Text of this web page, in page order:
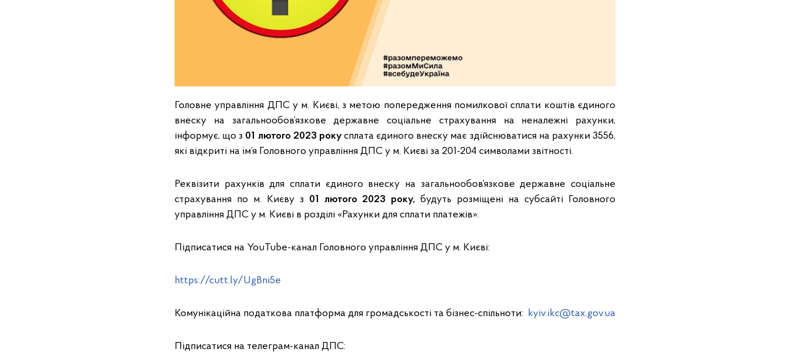
Головне управління ДПС у м. Києві, з метою попередження помилкової сплати коштів єдиного
внеску на загальнообов’язкове державне соціальне страхування на неналежні рахунки,
інформує, що з 01 лютого 2023 рокусплата єдиного внеску має здійснюватися на рахунки 3556,
які відкриті на ім’я Головного управління ДПС у м. Києві за 201-204 символами звітності.
Реквізити рахунків для сплати єдиного внеску на загальнообов’язкове державне соціальне
страхування по м. Києву з 01 лютого 2023 року, будуть розміщені на субсайті Головного
управління ДПС у м. Києві в розділі «Рахунки для сплати платежів».
Підписатися на YouTube-канал Головного управління ДПС у м. Києві:
https://cutt.ly/UgBni5e
Комунікаційна податкова платформа для громадськості та бізнес-спільноти: kyiv.ikc@tax.gov.ua
Підписатися на телеграм-канал ДПС: